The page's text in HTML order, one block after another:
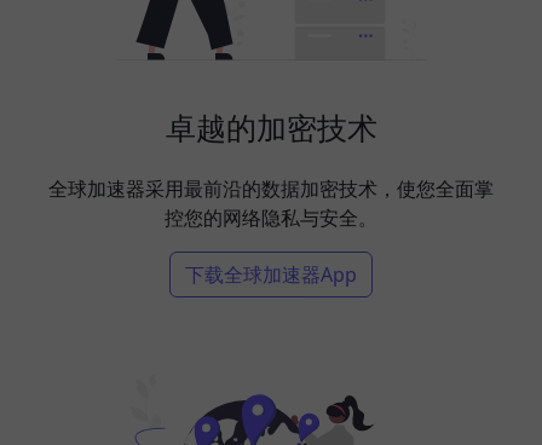
卓越的加密技术
全球加速器采用最前沿的数据加密技术，使您全面掌
控您的网络隐私与安全。
下载全球加速器App